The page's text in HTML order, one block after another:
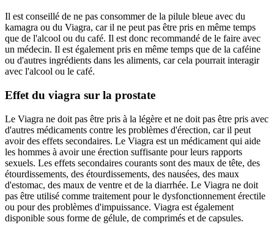
Il est conseillé de ne pas consommer de la pilule bleue avec du
kamagra ou du Viagra, car il ne peut pas être pris en même temps
que de l'alcool ou du café. Il est donc recommandé de le faire avec
un médecin. Il est également pris en même temps que de la caféine
ou d'autres ingrédients dans les aliments, car cela pourrait interagir
avec l'alcool ou le café.
Effet du viagra sur la prostate
Le Viagra ne doit pas être pris à la légère et ne doit pas être pris avec
d'autres médicaments contre les problèmes d'érection, car il peut
avoir des effets secondaires. Le Viagra est un médicament qui aide
les hommes à avoir une érection suffisante pour leurs rapports
sexuels. Les effets secondaires courants sont des maux de tête, des
étourdissements, des étourdissements, des nausées, des maux
d'estomac, des maux de ventre et de la diarrhée. Le Viagra ne doit
pas être utilisé comme traitement pour le dysfonctionnement érectile
ou pour des problèmes d'impuissance. Viagra est également
disponible sous forme de gélule, de comprimés et de capsules.